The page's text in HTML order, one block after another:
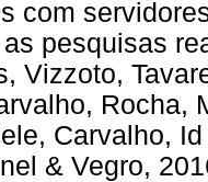
com
pesquisas
Vizzoto,
Rocha,
Carvalho,
& Vegro,